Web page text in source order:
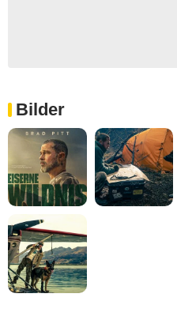
Bilder